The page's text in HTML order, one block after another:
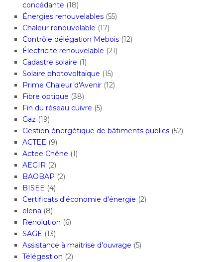
concédante (18)
Énergies renouvelables(55)
Chaleur renouvelable (17)
Contrôle délégation Mebois(12)
Électricité renouvelable (21)
Cadastre solaire (1)
Solaire photovoltaïque (15)
Prime Chaleur d'Avenir(12)
Fibre optique (38)
Fin du réseau cuivre (5)
Gaz (19)
Gestion énergétique de bâtiments publics(52)
ACTEE (9)
Actee Chêne (1)
AEGIR (2)
BAOBAP (2)
BISEE (4)
Certificats d'économie d'énergie (2)
elena (8)
Renolution (6)
SAGE (13)
Assistance à maitrise d'ouvrage (5)
Télégestion (2)